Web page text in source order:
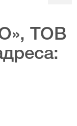
ТОВ